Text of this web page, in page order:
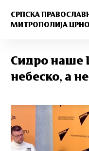
СРПСКА
МИТРОПОЛИЈА
Сидро наше
небеско, а